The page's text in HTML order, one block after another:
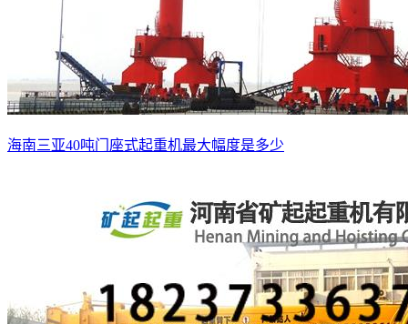
海南三亚40吨门座式起重机最大幅度是多少